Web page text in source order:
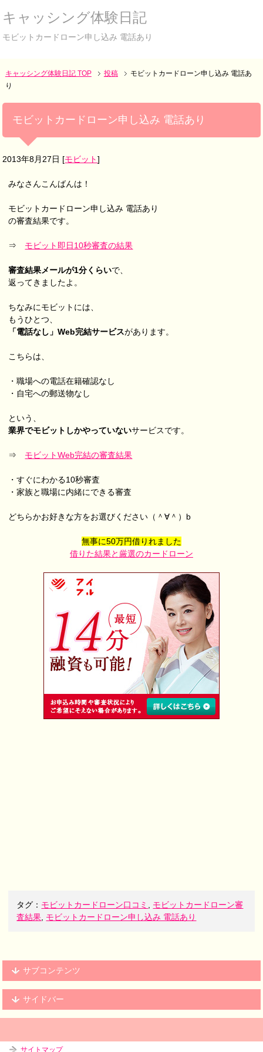
キャッシング体験日記
モビットカードローン申し込み 電話あり
キャッシング体験日記 TOP 投稿
モビットカードローン申し込み 電話あ
り
モビットカードローン申し込み 電話あり
2013年8月27日 [モビット]
みなさんこんばんは！
モビットカードローン申し込み 電話あり
の審査結果です。
⇒ モビット即日10秒審査の結果
審査結果メールが1分くらいで、
返ってきましたよ。
ちなみにモビットには、
もうひとつ、
「電話なし」Web完結サービスがあります。
こちらは、
・職場への電話在籍確認なし
・自宅への郵送物なし
という、
業界でモビットしかやっていないサービスです。
⇒ モビットWeb完結の審査結果
・すぐにわかる10秒審査
・家族と職場に内緒にできる審査
どちらかお好きな方をお選びください（＾∀＾）b
無事に50万円借りれました
借りた結果と厳選のカードローン
タグ： モビットカードローン口コミ , モビットカードローン審
査結果, モビットカードローン申し込み 電話あり
サブコンテンツ
サイドバー
サイトマップ